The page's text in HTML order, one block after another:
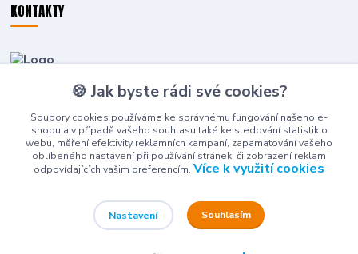
KONTAKTY
+420 774 636 266
deti-detem@seznam.cz
🍪 Jak byste rádi své cookies?
Soubory cookies používáme ke správnému fungování našeho e-
shopu a v případě vašeho souhlasu také ke sledování statistik o
webu, měření efektivity reklamních kampaní, zapamatování vašeho
oblíbeného nastavení při používání stránek, či zobrazení reklam
odpovídajících vašim preferencím. Více k využití cookies
Nastavení Souhlasím